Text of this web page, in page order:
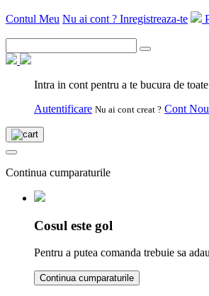
Contul Meu Nu ai cont ? Inregistreaza-te
Intra in cont pentru a te bucura de
Autentificare Nu ai cont creat ? Cont Nou
Continua cumparaturile
Cosul este gol
Pentru a putea comanda trebuie sa
Continua cumparaturile